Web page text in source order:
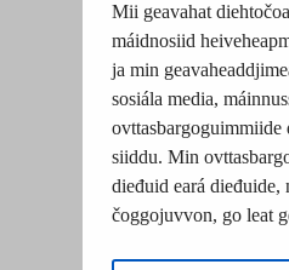
Mii geavahat
máidnosiid
ja min
sosiála media,
ovttasbargoguimmiide
siiddu. Min
dieđuid eará dieđuide,
čoggojuvvon, go leat